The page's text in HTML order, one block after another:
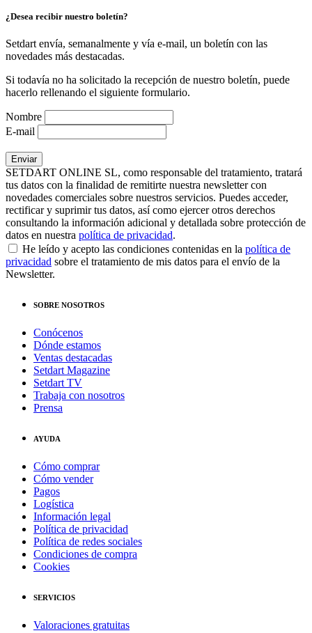
¿Desea recibir nuestro boletín?
Setdart envía, semanalmente y vía e-mail, un boletín con las
novedades más destacadas.
Si todavía no ha solicitado la recepción de nuestro boletín, puede
hacerlo rellenando el siguiente formulario.
Nombre
E-mail
SETDART ONLINE SL, como responsable del tratamiento, tratará
tus datos con la finalidad de remitirte nuestra newsletter con
novedades comerciales sobre nuestros servicios. Puedes acceder,
rectificar y suprimir tus datos, así como ejercer otros derechos
consultando la información adicional y detallada sobre protección de
datos en nuestra política de privacidad.
He leído y acepto las condiciones contenidas en la política de
privacidad sobre el tratamiento de mis datos para el envío de la
Newsletter.
SOBRE NOSOTROS
Conócenos
Dónde estamos
Ventas destacadas
Setdart Magazine
Setdart TV
Trabaja con nosotros
Prensa
AYUDA
Cómo comprar
Cómo vender
Pagos
Logística
Información legal
Política de privacidad
Política de redes sociales
Condiciones de compra
Cookies
SERVICIOS
Valoraciones gratuitas